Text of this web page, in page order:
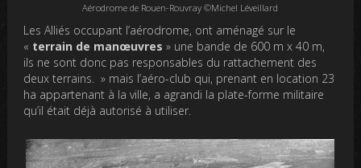
Aérodrome de Rouen-Rouvray ©Michel Léveillard
Les Alliés occupant l’aérodrome, ont aménagé sur le
« terrain de manœuvres » une bande de 600 m x 40 m,
ils ne sont donc pas responsables du rattachement des
deux terrains. » mais l’aéro-club qui, prenant en location 23
ha appartenant à la ville, a agrandi la plate-forme militaire
qu’il était déjà autorisé à utiliser.